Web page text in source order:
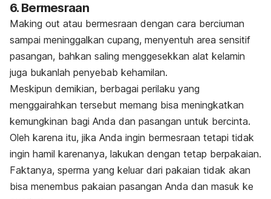
6. Bermesraan
Making out atau bermesraan dengan cara berciuman
sampai meninggalkan cupang, menyentuh area sensitif
pasangan, bahkan saling menggesekkan alat kelamin
juga bukanlah penyebab kehamilan.
Meskipun demikian, berbagai perilaku yang
menggairahkan tersebut memang bisa meningkatkan
kemungkinan bagi Anda dan pasangan untuk bercinta.
Oleh karena itu, jika Anda ingin bermesraan tetapi tidak
ingin hamil karenanya, lakukan dengan tetap berpakaian.
Faktanya, sperma yang keluar dari pakaian tidak akan
bisa menembus pakaian pasangan Anda dan masuk ke